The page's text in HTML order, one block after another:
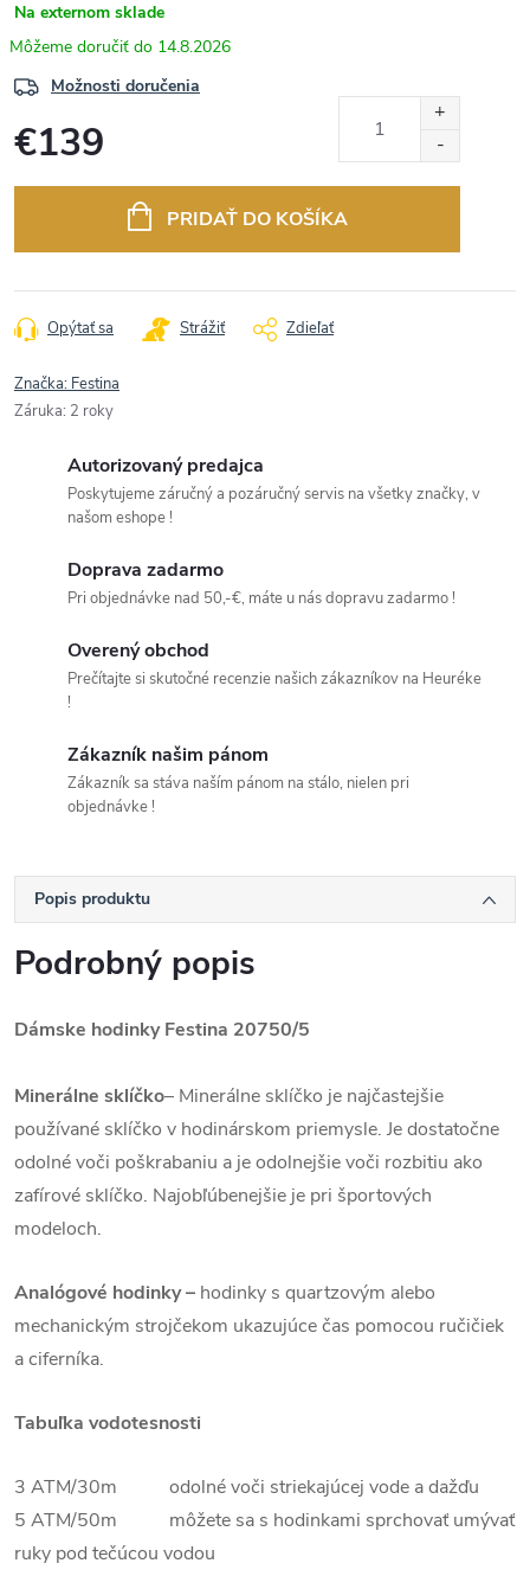
Na externom sklade
14.8.2026
Možnosti doručenia
€139
PRIDAŤ DO KOŠÍKA
Opýtať sa Strážiť Zdieľať
Značka: Festina
Záruka: 2 roky
Autorizovaný predajca
Poskytujeme záručný a pozáručný servis na všetky značky, v
našom eshope !
Doprava zadarmo
Pri objednávke nad 50,-€, máte u nás dopravu zadarmo !
Overený obchod
Prečítajte si skutočné recenzie našich zákazníkov na Heuréke
!
Zákazník našim pánom
Zákazník sa stáva naším pánom na stálo, nielen pri
objednávke !
Popis produktu
Podrobný popis
Dámske hodinky Festina 20750/5
Minerálne sklíčko– Minerálne sklíčko je najčastejšie
používané sklíčko v hodinárskom priemysle. Je dostatočne
odolné voči poškrabaniu a je odolnejšie voči rozbitiu ako
zafírové sklíčko. Najobľúbenejšie je pri športových
modeloch.
Analógové hodinky – hodinky s quartzovým alebo
mechanickým strojčekom ukazujúce čas pomocou ručičiek
a ciferníka.
Tabuľka vodotesnosti
3 ATM/30m odolné voči striekajúcej vode a dažďu
5 ATM/50m môžete sa s hodinkami sprchovať umývať
ruky pod tečúcou vodou